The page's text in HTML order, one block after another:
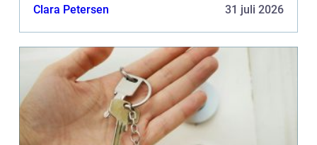
grund af almindelig slitage, ridser, pletter og
Clara Petersen 31 juli 2026